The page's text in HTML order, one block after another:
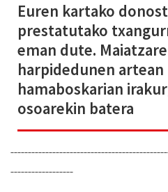
Euren kartako
prestatutako
eman dute.
harpidedunen
hamaboskarian
osoarekin batera
------------------